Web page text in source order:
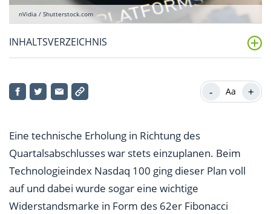
nVidia / Shutterstock.com
INHALTSVERZEICHNIS
- Aa +
Eine technische Erholung in Richtung des
Quartalsabschlusses war stets einzuplanen. Beim
Technologieindex Nasdaq 100 ging dieser Plan voll
auf und dabei wurde sogar eine wichtige
Widerstandsmarke in Form des 62er Fibonacci